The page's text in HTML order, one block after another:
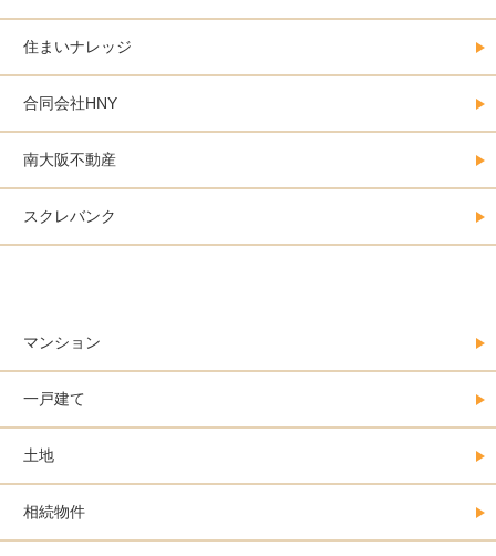
住まいナレッジ
合同会社HNY
南大阪不動産
スクレバンク
マンション
一戸建て
土地
相続物件